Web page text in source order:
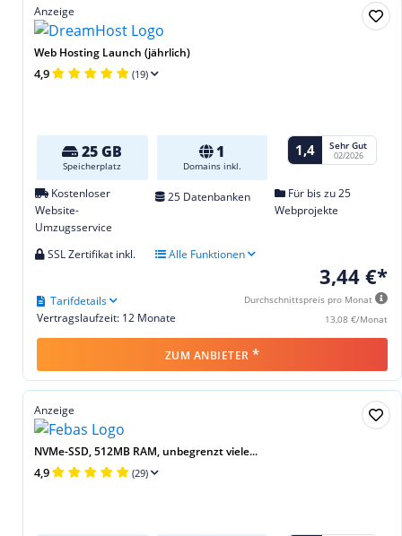
Anzeige
Web Hosting Launch (jährlich)
4,9 (19)
25 GB
Speicherplatz
1
Domains inkl.
1,4 Sehr Gut
02/2026
Kostenloser
Website-
Umzugsservice
25 Datenbanken
Für bis zu 25
Webprojekte
SSL Zertifikat inkl. Alle Funktionen
3,44 €*
Durchschnittspreis pro Monat
13,08 €/Monat
Vertragslaufzeit: 12 Monate
Tarifdetails
ZUM ANBIETER *
Anzeige
NVMe-SSD, 512MB RAM, unbegrenzt viele...
4,9 (29)